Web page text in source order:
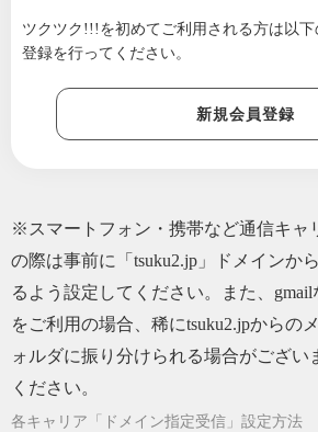
ツクツク!!!を初めてご利用される方は 以
登録を行ってください。
新規会員登録
※スマートフォン・携帯など通信キャ
の際は事前に「tsuku2.jp」ドメインか
るよう設定してください。また、
をご利用の場合、稀にtsuku2.jpからの
ォルダに振り分けられる場合がござい
ください。
各キャリア「ドメイン指定受信」設定方法